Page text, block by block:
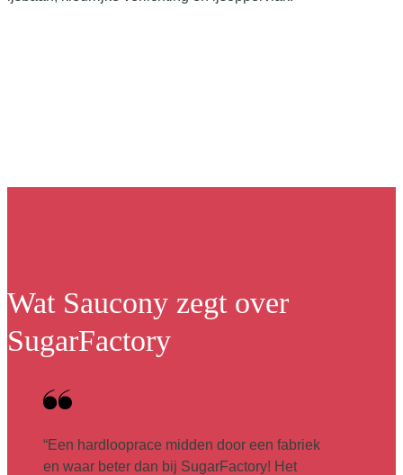
Wat Saucony zegt over
SugarFactory
“Een hardlooprace midden door een fabriek
en waar beter dan bij SugarFactory! Het